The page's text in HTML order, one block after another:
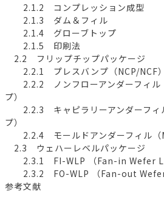
2.1.2 コンプレッション成型
2.1.3 ダム＆フィル
2.1.4 グローブトップ
2.1.5 印刷法
2.2 フリップチップパッケージ
2.2.1 プレスバンプ（NCP/NCF）
2.2.2 ノンフローアンダーフィル
プ）
2.2.3 キャピラリーアンダーフィ
プ）
2.2.4 モールドアンダーフィル（
2.3 ウェハーレベルパッケージ
2.3.1 FI-WLP （Fan-in Wefer
2.3.2 FO-WLP （Fan-out Wefer
参考文献